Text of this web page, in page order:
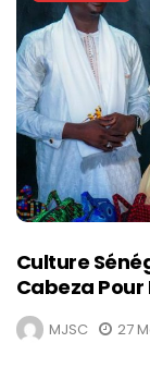
Culture
Cabeza Pour
MJSC 27